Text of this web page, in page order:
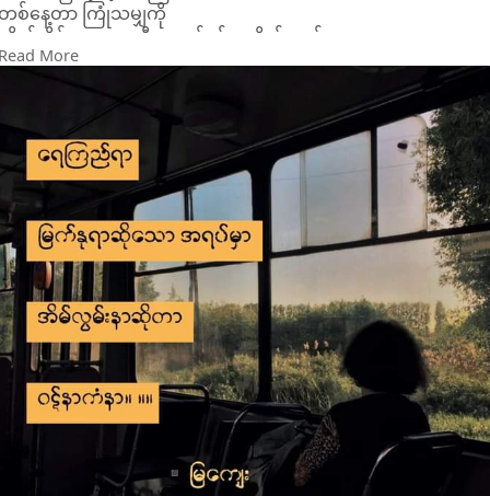
စ်နေ့တာ ကြုံသမျှကို
ယ့်အိပ်ယာလေးဆီ အကုန်ပစ်ချလိုက်တယ်
ြီးတော့...ငို..။
ယ့်စိတ်ဝိညာဉ်ဟာ စံပယ်ခင်းလေးရှိတဲ့ အိမ်ဆီ
းခိုးစော် နံနေတဲ့ အမေ့ရဲ့ မီးဖိုချောင်လေးဆီ
မရေလို့ခေါ်တဲ့ အဖေ့ရဲ့ လယ်ကွင်းတွေဆီ
ယောင်းတိုင်အောက်က စုံညီထမင်းဝိုင်ဆီ
ယ်စိတ်ဝိညာဉ်လေး ကိုယ့်ထံပြန်ရောက်လာသောအခါ..ငို..။
ေကြည်ရာ မြက်နုရာဆိုသော အရပ်မှာ
မ်လွမ်းနာဆိုတာ ဝဋ်နာကံနာ။ ။
မြကျေး
မြ‌ကျေး
အိမ်လွမ်းနာ
More